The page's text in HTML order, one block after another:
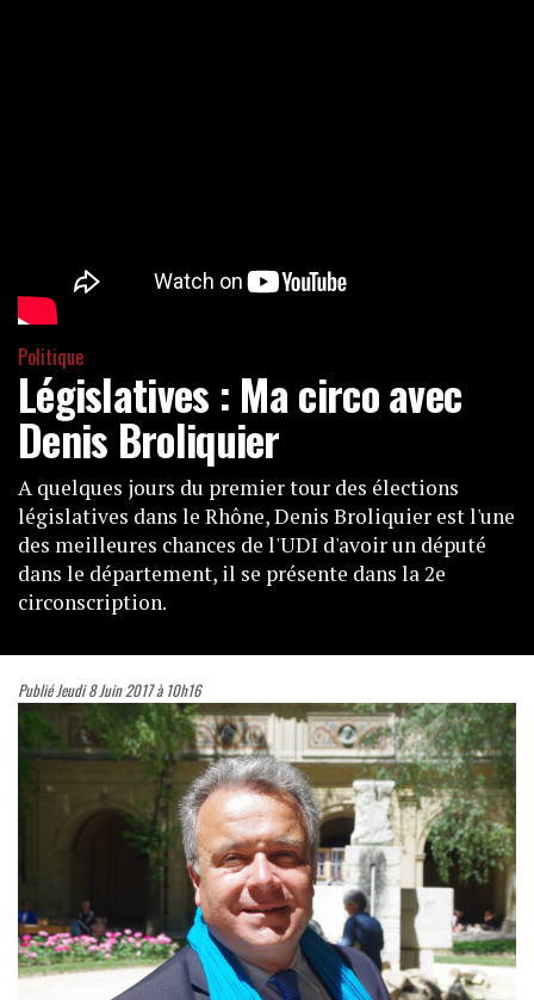
Politique
Législatives : Ma circo avec
Denis Broliquier
A quelques jours du premier tour des élections
législatives dans le Rhône, Denis Broliquier est l'une
des meilleures chances de l'UDI d'avoir un député
dans le département, il se présente dans la 2e
circonscription.
Publié Jeudi 8 Juin 2017 à 10h16